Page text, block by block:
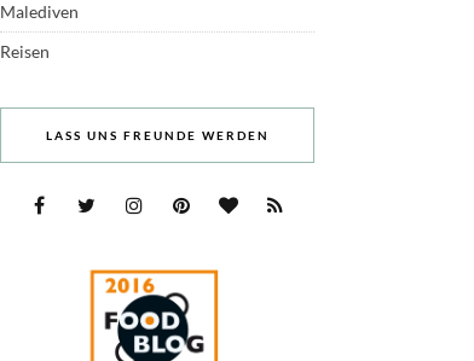
Malediven
Reisen
LASS UNS FREUNDE WERDEN